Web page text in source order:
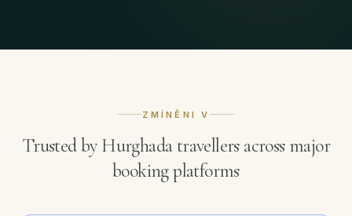
ZMÍNĚNI V
Trusted by Hurghada travellers across major
booking platforms